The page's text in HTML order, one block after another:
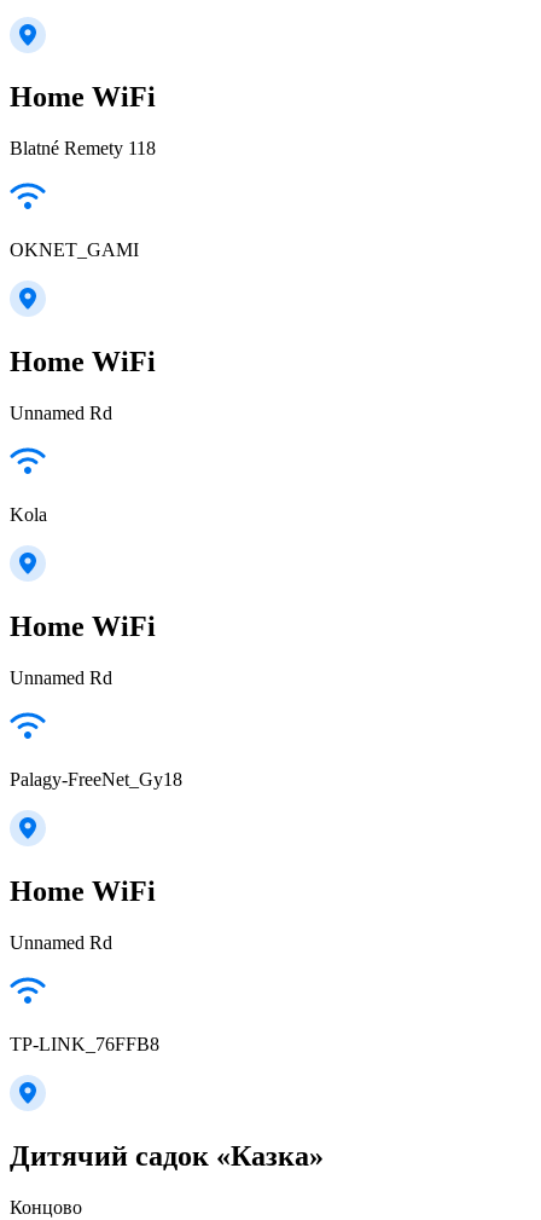
Home WiFi
Blatné Remety 118
OKNET_GAMI
Home WiFi
Unnamed Rd
Kola
Home WiFi
Unnamed Rd
Palagy-FreeNet_Gy18
Home WiFi
Unnamed Rd
TP-LINK_76FFB8
Дитячий садок «Казка»
Концово